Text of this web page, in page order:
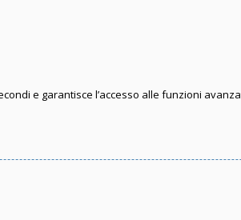
e garantisce l’accesso alle funzioni